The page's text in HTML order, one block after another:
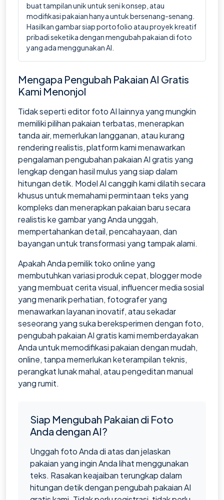
buat tampilan unik untuk seni konsep, atau
modifikasi pakaian hanya untuk bersenang-senang.
Hasilkan gambar siap portofolio atau proyek kreatif
pribadi seketika dengan mengubah pakaian di foto
yang ada menggunakan AI.
Mengapa Pengubah Pakaian AI Gratis
Kami Menonjol
Tidak seperti editor foto AI lainnya yang mungkin
memiliki pilihan pakaian terbatas, menerapkan
tanda air, memerlukan langganan, atau kurang
rendering realistis, platform kami menawarkan
pengalaman pengubahan pakaian AI gratis yang
lengkap dengan hasil mulus yang siap dalam
hitungan detik. Model AI canggih kami dilatih secara
khusus untuk memahami permintaan teks yang
kompleks dan menerapkan pakaian baru secara
realistis ke gambar yang Anda unggah,
mempertahankan detail, pencahayaan, dan
bayangan untuk transformasi yang tampak alami.
Apakah Anda pemilik toko online yang
membutuhkan variasi produk cepat, blogger mode
yang membuat cerita visual, influencer media sosial
yang menarik perhatian, fotografer yang
menawarkan layanan inovatif, atau sekadar
seseorang yang suka bereksperimen dengan foto,
pengubah pakaian AI gratis kami memberdayakan
Anda untuk memodifikasi pakaian dengan mudah,
online, tanpa memerlukan keterampilan teknis,
perangkat lunak mahal, atau pengeditan manual
yang rumit.
Siap Mengubah Pakaian di Foto
Anda dengan AI?
Unggah foto Anda di atas dan jelaskan
pakaian yang ingin Anda lihat menggunakan
teks. Rasakan keajaiban terungkap dalam
hitungan detik dengan pengubah pakaian AI